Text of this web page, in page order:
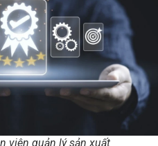
viên quản lý sản xuất